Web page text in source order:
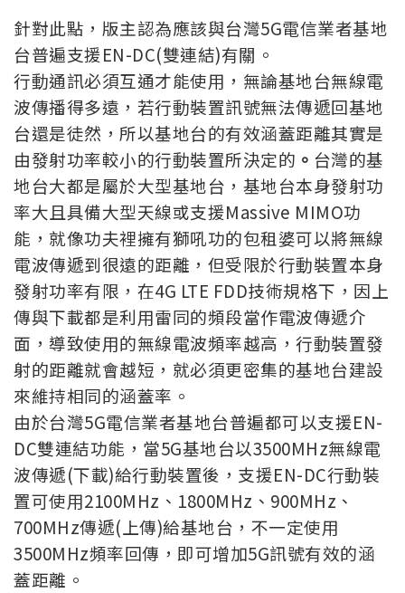
針對此點，版主認為應該與台灣5G電信業者基地
台普遍支援EN-DC(雙連結)有關。
行動通訊必須互通才能使用，無論基地台無線電
波傳播得多遠，若行動裝置訊號無法傳遞回基地
台還是徒然，所以基地台的有效涵蓋距離其實是
由發射功率較小的行動裝置所決定的 。 台灣的基
地台大都是屬於大型基地台，基地台本身發射功
率大且具備大型天線或支援Massive MIMO功
能，就像功夫裡擁有獅吼功的包租婆可以將無線
電波傳遞到很遠的距離，但受限於行動裝置本身
發射功率有限，在4G LTE FDD技術規格下，因上
傳與下載都是利用雷同的頻段當作電波傳遞介
面，導致使用的無線電波頻率越高，行動裝置發
射的距離就會越短，就必須更密集的基地台建設
來維持相同的涵蓋率。
由於台灣5G電信業者基地台普遍都可以支援EN-
DC雙連結功能，當5G基地台以3500MHz無線電
波傳遞(下載)給行動裝置後，支援EN-DC行動裝
置可使用2100MHz、1800MHz、900MHz、
700MHz傳遞(上傳)給基地台，不一定使用
3500MHz頻率回傳，即可增加5G訊號有效的涵
蓋距離。